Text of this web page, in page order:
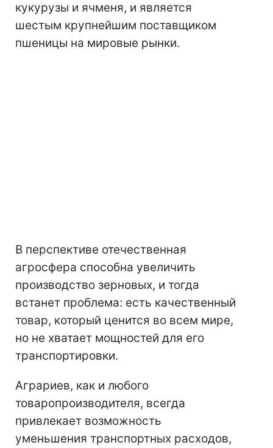
кукурузы и ячменя, и является
шестым крупнейшим поставщиком
пшеницы на мировые рынки.
В перспективе отечественная
агросфера способна увеличить
производство зерновых, и тогда
встанет проблема: есть качественный
товар, который ценится во всем мире,
но не хватает мощностей для его
транспортировки.
Аграриев, как и любого
товаропроизводителя, всегда
привлекает возможность
уменьшения транспортных расходов,